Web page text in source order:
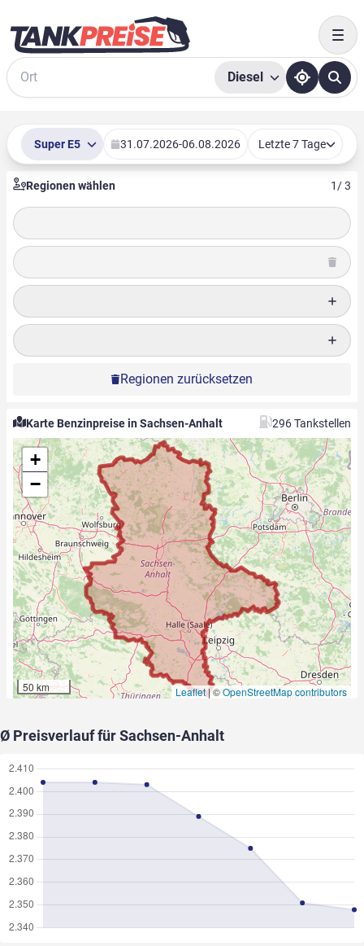
Suche
Diesel
Super E5 31.07.2026-06.08.2026 Letzte 7 Tage
Regionen wählen 1/ 3
Regionen zurücksetzen
Karte Benzinpreise in Sachsen-Anhalt 296 Tankstellen
+
−
50 km Leaflet|©OpenStreetMap contributors
Ø Preisverlauf fürSachsen-Anhalt